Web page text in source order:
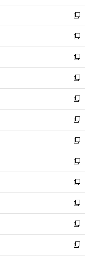
開
く
ウ
で
開
く
ン
ド
ウ
で
開
く
ウ
ィ
ン
ド
ウ
で
開
く
新
し
い
ウ
ィ
ン
ド
ウ
で
開
く
新
し
い
ウ
ィ
ン
ド
ウ
で
開
く
新
し
い
ウ
ィ
ン
ド
ウ
で
開
く
新
し
い
ウ
ィ
ン
ド
ウ
で
開
く
新
し
い
ウ
ィ
ン
ド
ウ
で
開
く
新
し
い
ウ
ィ
ン
ド
ウ
で
開
く
新
し
い
ウ
ィ
ン
ド
ウ
で
開
く
新
し
い
ウ
ィ
ン
ド
ウ
で
開
新
し
い
ウ
ィ
ン
ド
ウ
新
し
い
ウ
ィ
ン
新
し
い
ウ
新
し